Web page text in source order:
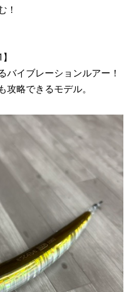
！
バイブレーションルアー！
攻略できるモデル。